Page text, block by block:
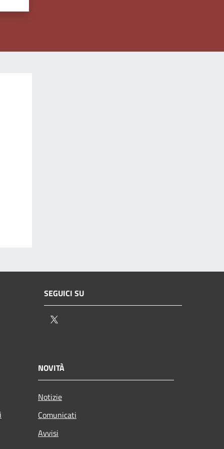
SEGUICI SU
NOVITÀ
Notizie
Comunicati
Avvisi